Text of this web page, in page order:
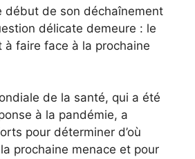
début de son déchaînement
délicate demeure : le
faire face à la prochaine
de la santé, qui a été
à la pandémie, a
pour déterminer d’où
prochaine menace et pour